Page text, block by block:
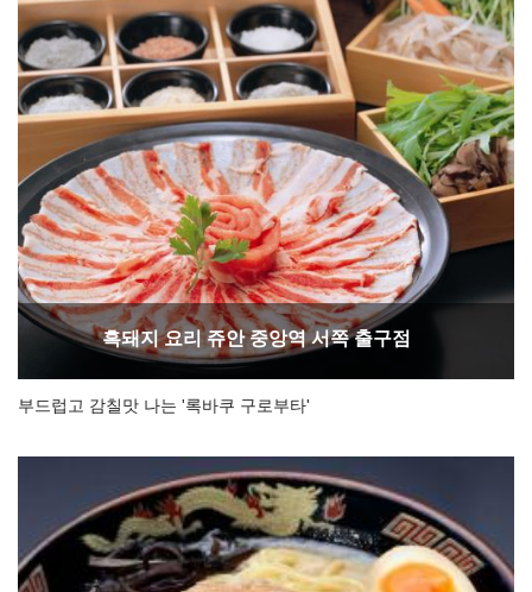
흑돼지 요리 쥬안 중앙역 서쪽 출구점
부드럽고 감칠맛 나는 '록바쿠 구로부타'